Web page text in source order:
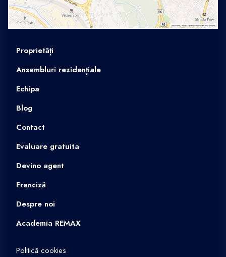
Proprietăți
Ansambluri rezidențiale
Echipa
Blog
Contact
Evaluare gratuita
Devino agent
Franciză
Despre noi
Academia REMAX
Politică cookies